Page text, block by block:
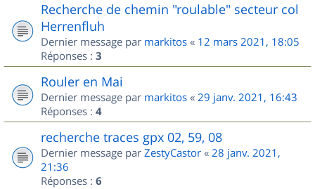
Recherche de chemin "roulable" secteur col
Herrenfluh
Dernier message par markitos « 12 mars 2021, 18:05
Réponses : 3
Rouler en Mai
Dernier message par markitos « 29 janv. 2021, 16:43
Réponses : 4
recherche traces gpx 02, 59, 08
Dernier message par ZestyCastor « 28 janv. 2021,
21:36
Réponses : 6